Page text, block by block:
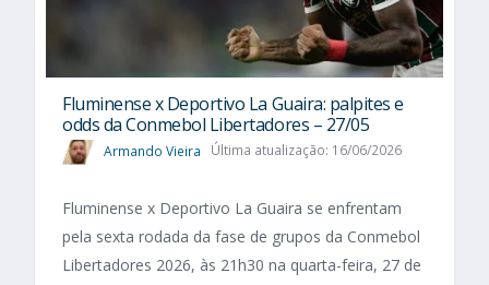
Fluminense x Deportivo La Guaira: palpites e
odds da Conmebol Libertadores – 27/05
Armando Vieira Última atualização: 16/06/2026
Fluminense x Deportivo La Guaira se enfrentam
pela sexta rodada da fase de grupos da Conmebol
Libertadores 2026, às 21h30 na quarta-feira, 27 de